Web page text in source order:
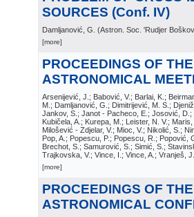
SOURCES (Conf. IV)
Damljanović, G. (Astron. Soc. 'Rudjer
[more]
PROCEEDINGS OF
ASTRONOMICAL
Arsenijević, J.; Babović, V.; Barlai, K.;
M.; Damljanović, G.; Dimitrijević, M. S.;
Jankov, S.; Janot - Pacheco, E.; Josović,
Kubičela, A.; Kurepa, M.; Leister, N. V.;
Milošević - Zdjelar, V.; Mioc, V.; Nikolić, S.;
Pop, A.; Popescu, P.; Popescu, R.;
Brechot, S.; Samurović, S.; Simić, S.;
Trajkovska, V.; Vince, I.; Vince, A.; Vranješ,
[more]
PROCEEDINGS OF
ASTRONOMICAL